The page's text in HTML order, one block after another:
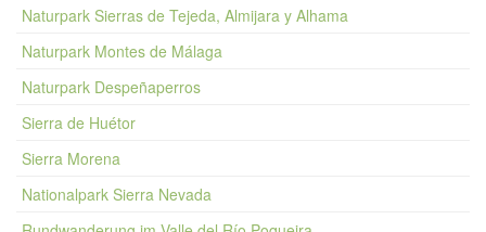
Naturpark Sierras de Tejeda, Almijara y Alhama
Naturpark Montes de Málaga
Naturpark Despeñaperros
Sierra de Huétor
Sierra Morena
Nationalpark Sierra Nevada